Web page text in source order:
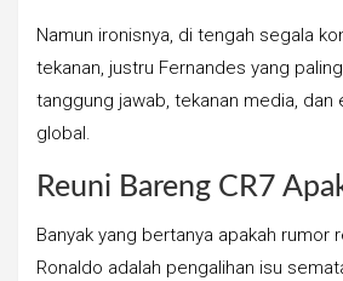
Namun ironisnya, di tengah segala
tekanan, justru Fernandes yang
tanggung jawab, tekanan media, dan
global.
Reuni Bareng CR7
Banyak yang bertanya apakah rumor
Ronaldo adalah pengalihan isu